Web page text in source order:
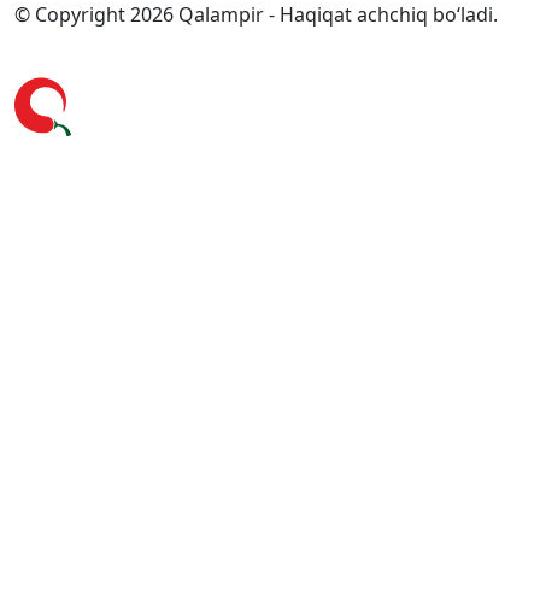
© Copyright 2026 Qalampir - Haqiqat achchiq bo‘ladi.